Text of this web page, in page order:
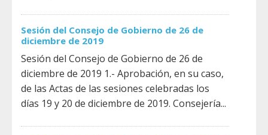
Sesión del Consejo de Gobierno de 26 de
diciembre de 2019
Sesión del Consejo de Gobierno de 26 de
diciembre de 2019 1.- Aprobación, en su caso,
de las Actas de las sesiones celebradas los
días 19 y 20 de diciembre de 2019. Consejería...